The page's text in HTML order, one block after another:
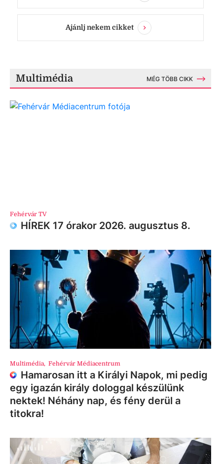
Ajánlj nekem cikket
Multimédia MÉG TÖBB CIKK
Fehérvár TV
HÍREK 17 órakor 2026. augusztus 8.
Multimédia, Fehérvár Médiacentrum
Hamarosan itt a Királyi Napok, mi pedig
egy igazán király dologgal készülünk
nektek! Néhány nap, és fény derül a
titokra!